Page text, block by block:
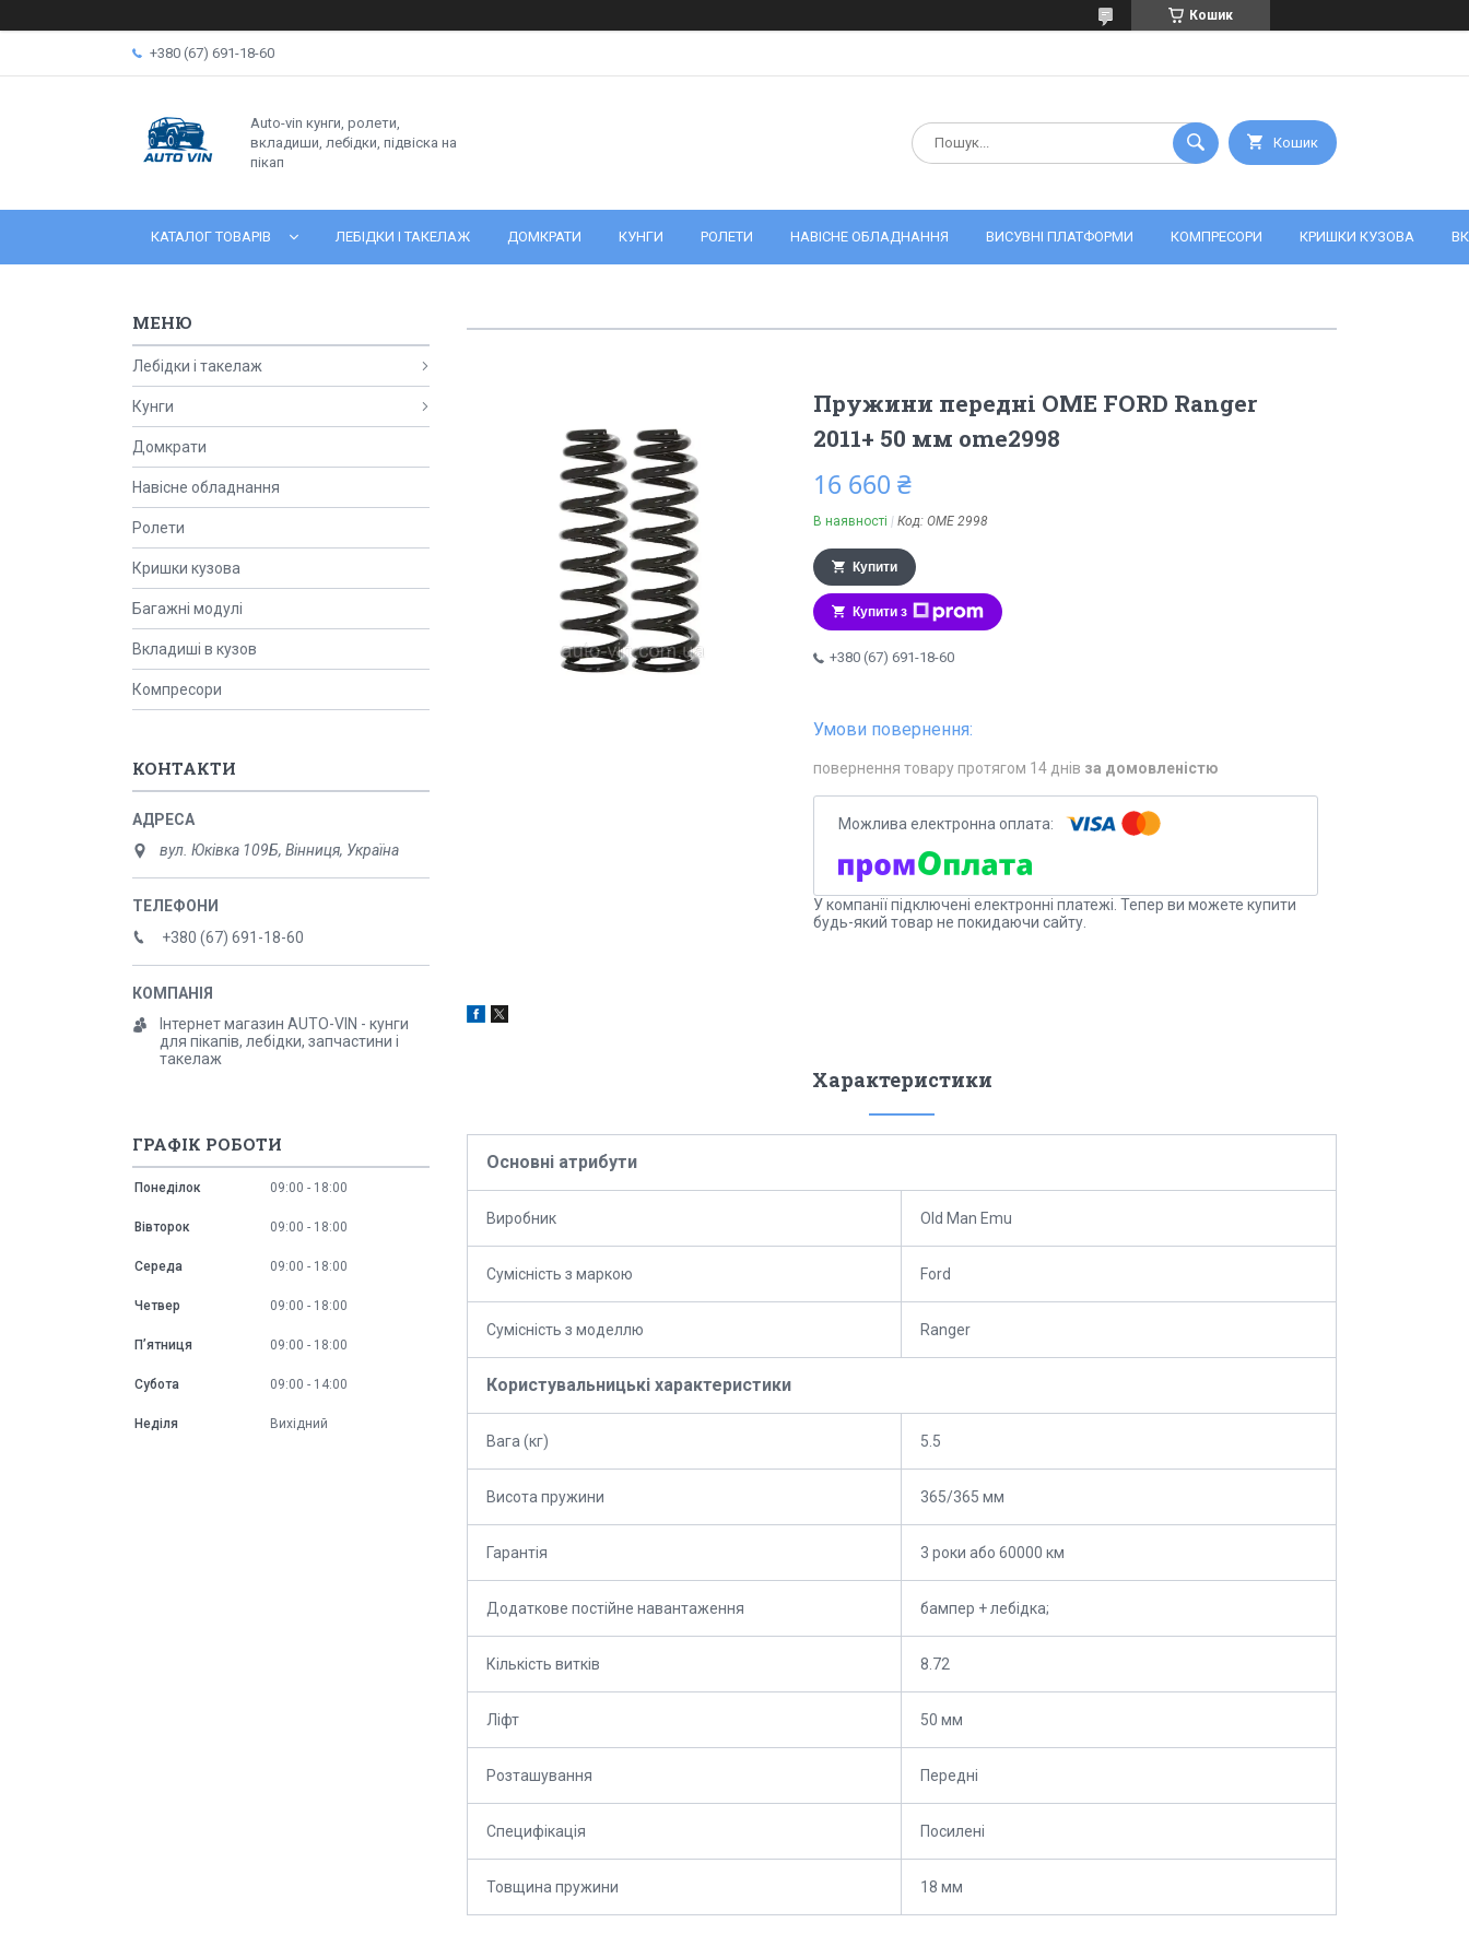
Кошик
+380 (67) 691-18-60
Auto-vin кунги, ролети,
вкладиши, лебідки, підвіска на
пікап
Кошик
КАТАЛОГ ТОВАРІВ ЛЕБІДКИ І ТАКЕЛАЖ ДОМКРАТИ КУНГИ РОЛЕТИ НАВІСНЕ ОБЛАДНАННЯ ВИСУВНІ ПЛАТФОРМИ КОМПРЕСОРИ КРИШКИ КУЗОВА
Пружини передні OME FORD Ranger
2011+ 50 мм ome2998
16 660 ₴
В наявності Код: OME 2998
Купити
Купити з
+380 (67) 691-18-60
повернення товару протягом 14 днів за домовленістю
У компанії підключені електронні платежі. Тепер ви можете купити
будь-який товар не покидаючи сайту.
Характеристики
Основні атрибути
Виробник Old Man Emu
Сумісність з маркою Ford
Сумісність з моделлю Ranger
Користувальницькі характеристики
Вага (кг) 5.5
Висота пружини 365/365 мм
Гарантія 3 роки або 60000 км
Додаткове постійне навантаження бампер + лебідка;
Кількість витків 8.72
Ліфт 50 мм
Розташування Передні
Специфікація Посилені
Товщина пружини 18 мм
Лебідки і такелаж
Кунги
Домкрати
Навісне обладнання
Ролети
Кришки кузова
Багажні модулі
Вкладиші в кузов
Компресори
КОНТАКТИ
вул. Юківка 109Б, Вінниця, Україна
+380 (67) 691-18-60
Інтернет магазин AUTO-VIN - кунги
для пікапів, лебідки, запчастини і
такелаж
ГРАФІК РОБОТИ
Понеділок 09:00 18:00
Вівторок 09:00 18:00
Середа 09:00 18:00
Четвер 09:00 18:00
Пʼятниця 09:00 18:00
Субота 09:00 14:00
Неділя Вихідний